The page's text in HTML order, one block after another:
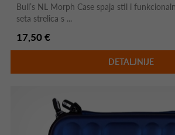
Bull’s NL Morph Case spaja stil i
seta strelica s ...
17,50 €
DETALJNIJE